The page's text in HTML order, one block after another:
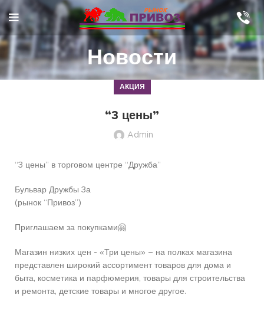
Новости
АКЦИЯ
“3 цены”
Admin
“3 цены” в торговом центре “Дружба”
Бульвар Дружбы 3а
(рынок “Привоз”)
Приглашаем за покупками🤗
Магазин низких цен - «Три цены» – на полках магазина
представлен широкий ассортимент товаров для дома и
быта, косметика и парфюмерия, товары для строительства
и ремонта, детские товары и многое другое.